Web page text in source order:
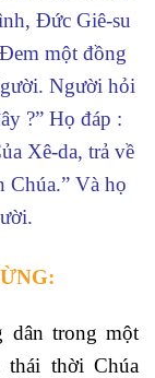
Đức Giê-su
một đồng
Người hỏi
?” Họ đáp :
Xê-da, trả về
Chúa.” Và họ
dân trong một
thời Chúa